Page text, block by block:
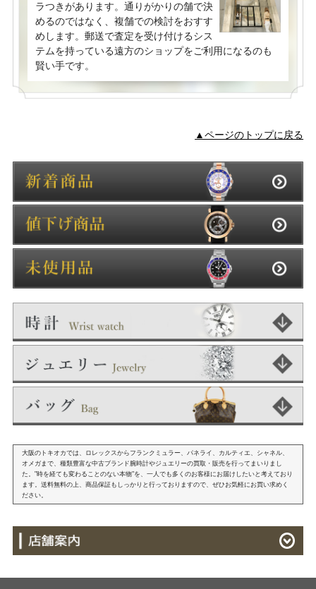
ラつきがあります。通りがかりの舗で決
めるのではなく、複舗での検討をおすす
めします。郵送で査定を受け付けるシス
テムを持っている遠方のショップをご利用になるのも
賢い手です。
▲ページのトップに戻る
大阪のトキオカでは、ロレックスからフランクミュラー、パネライ、カルティエ、シャネル、
オメガまで、種類豊富な中古ブランド腕時計やジュエリーの買取・販売を行ってまいりまし
た。"時を経ても変わることのない本物"を、一人でも多くのお客様にお届けしたいと考えており
ます。送料無料の上、商品保証もしっかりと行っておりますので、ぜひお気軽にお買い求めく
ださい。